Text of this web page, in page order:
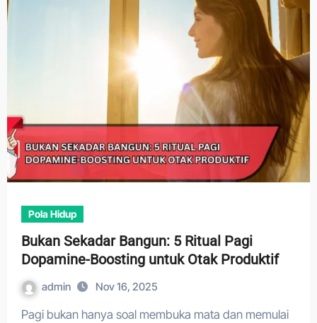
Pola Hidup
Bukan Sekadar Bangun: 5 Ritual Pagi
Dopamine-Boosting untuk Otak Produktif
admin Nov 16, 2025
Pagi bukan hanya soal membuka mata dan memulai